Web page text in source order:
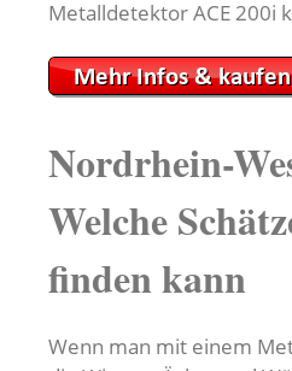
Metalldetektor ACE 200i
Nordrhein-
Welche
finden kann
Wenn man mit einem